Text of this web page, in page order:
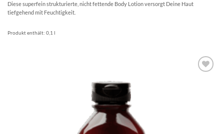
Diese superfein strukturierte, nicht fettende Body Lotion versorgt Deine Haut
tiefgehend mit Feuchtigkeit.
Produkt enthält: 0,1 l